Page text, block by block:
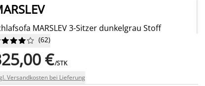
MARSLEV 3-Sitzer dunkelgrau Stoff




 (62)
€/STK
Versandkosten bei Lieferung